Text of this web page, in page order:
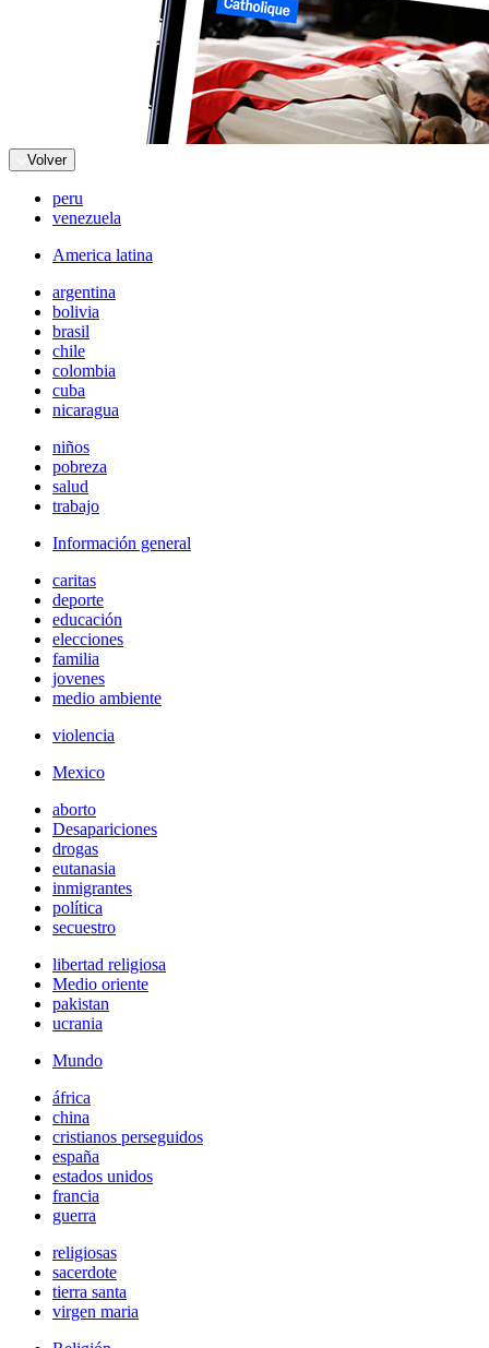
Volver
peru
venezuela
America latina
argentina
bolivia
brasil
chile
colombia
cuba
nicaragua
niños
pobreza
salud
trabajo
Información general
caritas
deporte
educación
elecciones
familia
jovenes
medio ambiente
violencia
Mexico
aborto
Desapariciones
drogas
eutanasia
inmigrantes
política
secuestro
libertad religiosa
Medio oriente
pakistan
ucrania
Mundo
áfrica
china
cristianos perseguidos
españa
estados unidos
francia
guerra
religiosas
sacerdote
tierra santa
virgen maria